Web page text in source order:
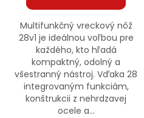
Multifunkčný vreckový nôž
28v1 je ideálnou voľbou pre
každého, kto hľadá
kompaktný, odolný a
všestranný nástroj. Vďaka 28
integrovaným funkciám,
konštrukcii z nehrdzavej
ocele a...